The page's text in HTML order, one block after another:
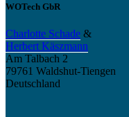
WOTech GbR
Charlotte Schade &
Herbert Käszmann
Am Talbach 2
79761 Waldshut-Tiengen
Deutschland